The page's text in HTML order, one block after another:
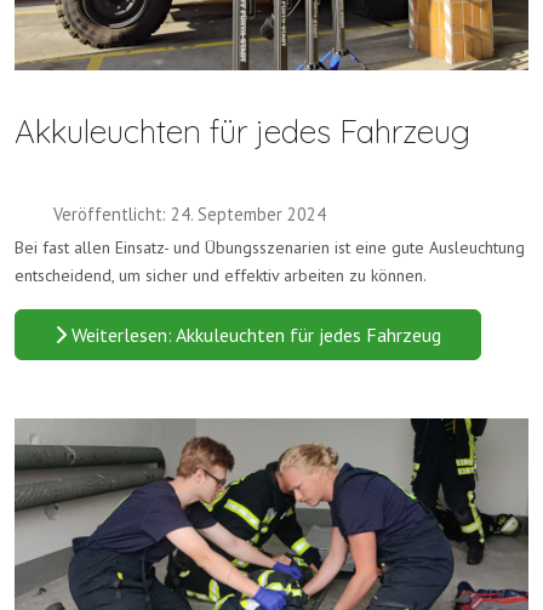
Akkuleuchten für jedes Fahrzeug
Veröffentlicht: 24. September 2024
Bei fast allen Einsatz- und Übungsszenarien ist eine gute Ausleuchtung
entscheidend, um sicher und effektiv arbeiten zu können.
Weiterlesen: Akkuleuchten für jedes Fahrzeug